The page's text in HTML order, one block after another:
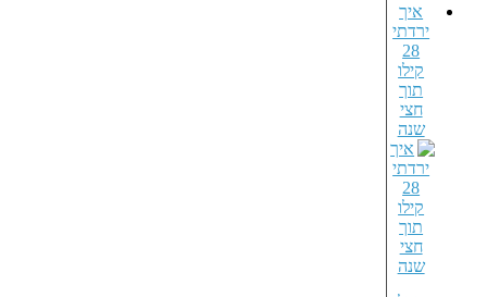
איך
ירדתי
28
קילו
תוך
חצי
שנה